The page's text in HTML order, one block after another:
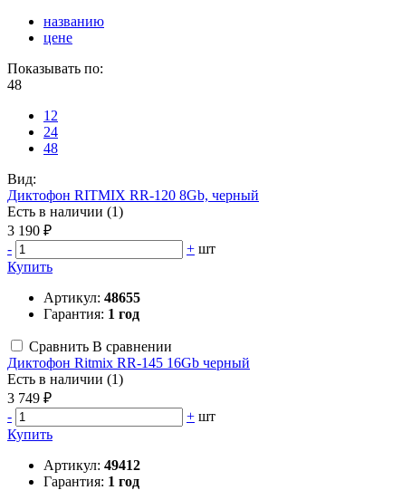
названию
цене
Показывать по:
48
12
24
48
Вид:
Диктофон RITMIX RR-120 8Gb, черный
Есть в наличии (1)
3 190 ₽
-
+ шт
Купить
Артикул: 48655
Гарантия: 1 год
Сравнить В сравнении
Диктофон Ritmix RR-145 16Gb черный
Есть в наличии (1)
3 749 ₽
-
+ шт
Купить
Артикул: 49412
Гарантия: 1 год